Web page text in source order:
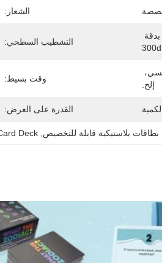
الشعار:
التشطيب السطحي:
إلخ.
وقت بسيط:
القدرة على العرض:
بلاستيكية قابلة للتخصيص ,
Deck